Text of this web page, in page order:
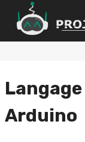
contenu
Arduino